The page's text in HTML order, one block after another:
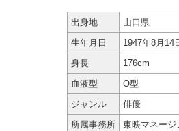
出身地
山口県
生年月日
1947年8月14
身長
176cm
血液型
O型
ジャンル
俳優
所属事務所
東映マネージ